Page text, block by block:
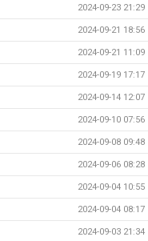
2024-09-23 21:29
2024-09-21 18:56
2024-09-21 11:09
2024-09-19 17:17
2024-09-14 12:07
2024-09-10 07:56
2024-09-08 09:48
2024-09-06 08:28
2024-09-04 10:55
2024-09-04 08:17
2024-09-03 21:34